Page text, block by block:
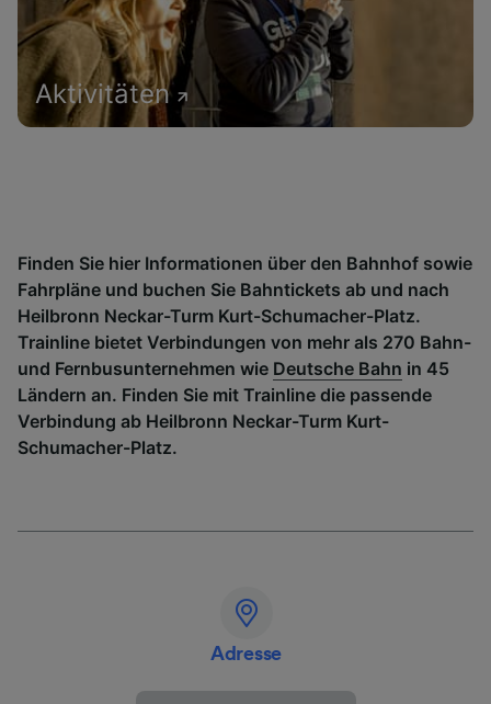
Aktivitäten
Finden Sie hier Informationen über den Bahnhof sowie
Fahrpläne und buchen Sie Bahntickets ab und nach
Heilbronn Neckar-Turm Kurt-Schumacher-Platz.
Trainline bietet Verbindungen von mehr als 270 Bahn-
und Fernbusunternehmen wie Deutsche Bahn in 45
Ländern an. Finden Sie mit Trainline die passende
Verbindung ab Heilbronn Neckar-Turm Kurt-
Schumacher-Platz.
Adresse